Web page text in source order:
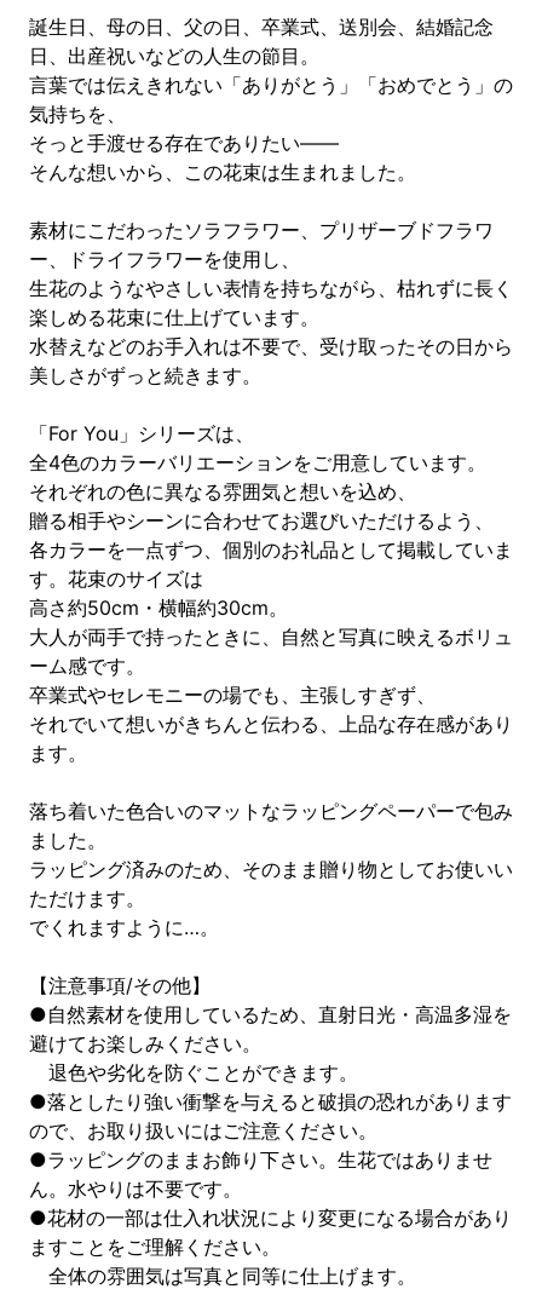
誕生日、母の日、父の日、卒業式、送別会、結婚記念
日、出産祝いなどの人生の節目。
言葉では伝えきれない「ありがとう」「おめでとう」の
気持ちを、
そっと手渡せる存在でありたい——
そんな想いから、この花束は生まれました。
素材にこだわったソラフラワー、プリザーブドフラワ
ー、ドライフラワーを使用し、
生花のようなやさしい表情を持ちながら、枯れずに長く
楽しめる花束に仕上げています。
水替えなどのお手入れは不要で、受け取ったその日から
美しさがずっと続きます。
「For You」シリーズは、
全4色のカラーバリエーションをご用意しています。
それぞれの色に異なる雰囲気と想いを込め、
贈る相手やシーンに合わせてお選びいただけるよう、
各カラーを一点ずつ、個別のお礼品として掲載していま
す。花束のサイズは
高さ約50cm・横幅約30cm。
大人が両手で持ったときに、自然と写真に映えるボリュ
ーム感です。
卒業式やセレモニーの場でも、主張しすぎず、
それでいて想いがきちんと伝わる、上品な存在感があり
ます。
落ち着いた色合いのマットなラッピングペーパーで包み
ました。
ラッピング済みのため、そのまま贈り物としてお使いい
ただけます。
でくれますように…。
【注意事項/その他】
●自然素材を使用しているため、直射日光・高温多湿を
避けてお楽しみください。
退色や劣化を防ぐことができます。
●落としたり強い衝撃を与えると破損の恐れがあります
ので、お取り扱いにはご注意ください。
●ラッピングのままお飾り下さい。生花ではありませ
ん。水やりは不要です。
●花材の一部は仕入れ状況により変更になる場合があり
ますことをご理解ください。
全体の雰囲気は写真と同等に仕上げます。